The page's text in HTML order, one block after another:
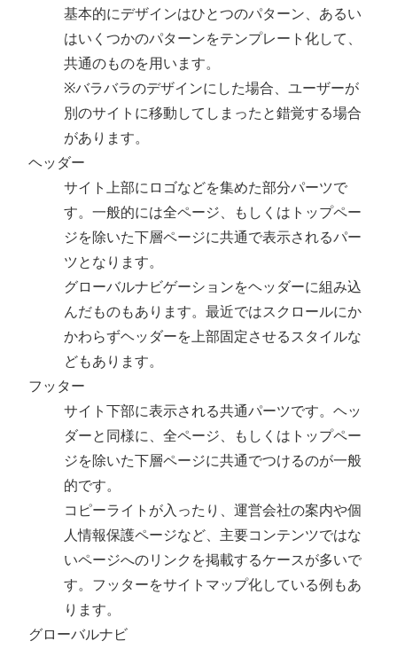
基本的にデザインはひとつのパターン、あるい
はいくつかのパターンをテンプレート化して、
共通のものを用います。
※バラバラのデザインにした場合、ユーザーが
別のサイトに移動してしまったと錯覚する場合
があります。
ヘッダー
サイト上部にロゴなどを集めた部分パーツで
す。一般的には全ページ、もしくはトップペー
ジを除いた下層ページに共通で表示されるパー
ツとなります。
グローバルナビゲーションをヘッダーに組み込
んだものもあります。最近ではスクロールにか
かわらずヘッダーを上部固定させるスタイルな
どもあります。
フッター
サイト下部に表示される共通パーツです。ヘッ
ダーと同様に、全ページ、もしくはトップペー
ジを除いた下層ページに共通でつけるのが一般
的です。
コピーライトが入ったり、運営会社の案内や個
人情報保護ページなど、主要コンテンツではな
いページへのリンクを掲載するケースが多いで
す。フッターをサイトマップ化している例もあ
ります。
グローバルナビ